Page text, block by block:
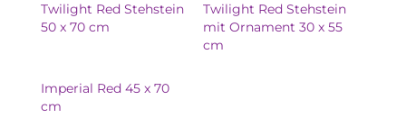
Twilight Red Stehstein
50 x 70 cm
Twilight Red Stehstein
mit Ornament 30 x 55
cm
Imperial Red 45 x 70
cm